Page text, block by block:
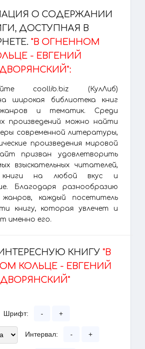
О СОДЕРЖАНИИ
ДОСТУПНАЯ В
"В ОГНЕННОМ
- ЕВГЕНИЙ
coollib.biz (КулЛиб)
широкая библиотека книг
жанров и тематик. Среди
произведений можно найти
современной литературы,
произведения мировой
призван удовлетворить
взыскательных читателей,
книги на любой вкус и
Благодаря разнообразию
каждый посетитель
книгу, которая увлечет и
именно его.
КНИГУ "В
КОЛЬЦЕ - ЕВГЕНИЙ
ДВОРЯНСКИЙ"
Шрифт: - +
Интервал: - +